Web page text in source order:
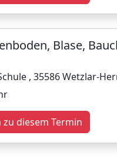
Blase,
, 35586 Wetzlar-
diesem Termin